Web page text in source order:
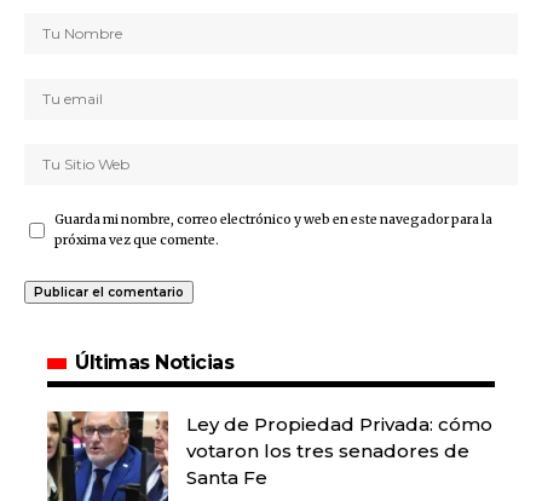
Guarda mi nombre, correo electrónico y web en este navegador para la
próxima vez que comente.
Últimas Noticias
Ley de Propiedad Privada: cómo
votaron los tres senadores de
Santa Fe